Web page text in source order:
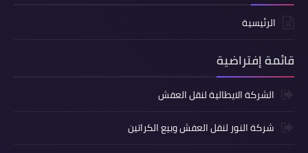
الرئيسية
قائمة إفتراضية
الشركة الايطالية لنقل العفش
شركة النور لنقل العفش وبيع الكراتين